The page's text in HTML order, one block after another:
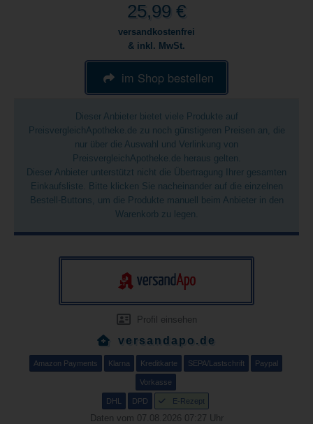
25,99 €
versandkostenfrei
& inkl. MwSt.
im Shop bestellen
Dieser Anbieter bietet viele Produkte auf
PreisvergleichApotheke.de zu noch günstigeren Preisen an, die
nur über die Auswahl und Verlinkung von
PreisvergleichApotheke.de heraus gelten.
Dieser Anbieter unterstützt nicht die Übertragung Ihrer gesamten
Einkaufsliste. Bitte klicken Sie nacheinander auf die einzelnen
Bestell-Buttons, um die Produkte manuell beim Anbieter in den
Warenkorb zu legen.
Profil einsehen
versandapo.de
Amazon Payments Klarna Kreditkarte SEPA/Lastschrift Paypal
Vorkasse
DHL DPD E-Rezept
Daten vom 07.08.2026 07:27 Uhr